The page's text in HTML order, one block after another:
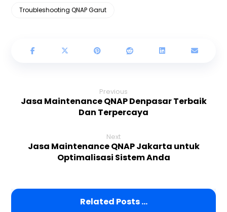
Troubleshooting QNAP Garut
Previous
Jasa Maintenance QNAP Denpasar Terbaik
Dan Terpercaya
Next
Jasa Maintenance QNAP Jakarta untuk
Optimalisasi Sistem Anda
Related Posts ...